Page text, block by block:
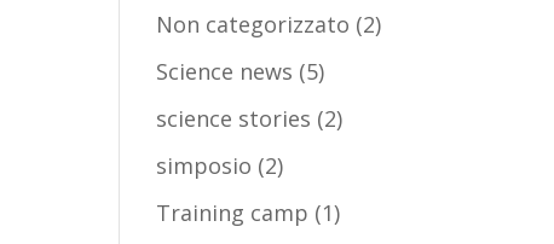
Non categorizzato (2)
Science news (5)
science stories (2)
simposio (2)
Training camp (1)